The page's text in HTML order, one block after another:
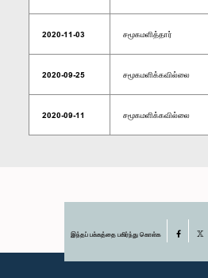
2020-11-03 சமூகமளித்தார்
2020-09-25 சமூகமளிக்கவில்லை
2020-09-11 சமூகமளிக்கவில்லை
இந்தப் பக்கத்தை பகிர்ந்து கொள்க Facebook